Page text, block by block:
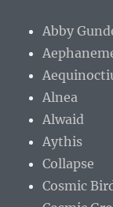
Abby
Alnea
Alwaid
Aythis
Collapse
Cosmic